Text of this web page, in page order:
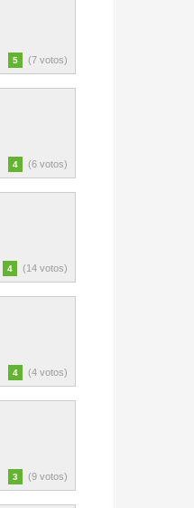
5 (7 votos)
4 (6 votos)
4 (14 votos)
4 (4 votos)
3 (9 votos)